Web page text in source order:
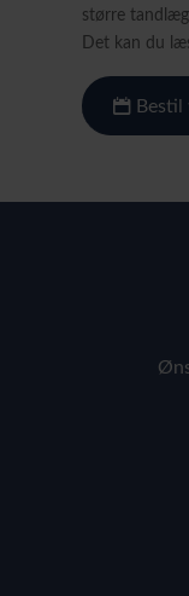
større
Det kan du
Bestil